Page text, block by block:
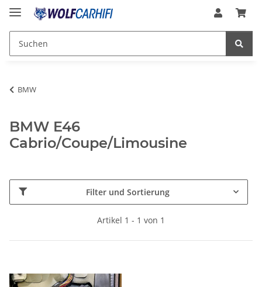
BMW
BMW E46
Cabrio/Coupe/Limousine
Filter und Sortierung
Artikel 1 - 1 von 1